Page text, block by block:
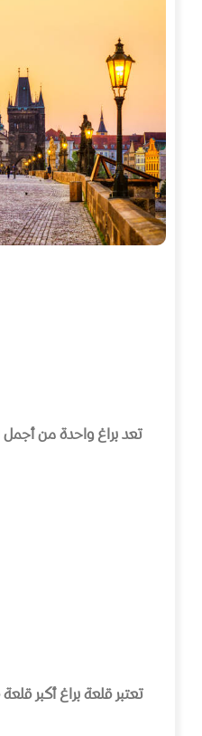
تعد براغ واحدة من أجمل
تعتبر قلعة براغ أكبر